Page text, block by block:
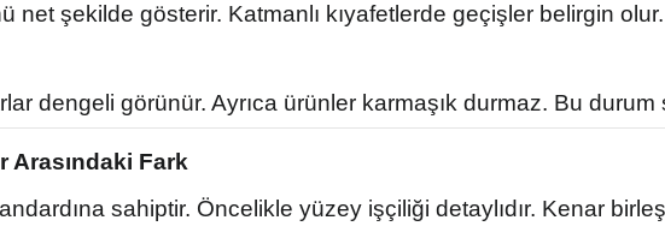
net şekilde gösterir. Katmanlı kıyafetlerde geçişler belirgin
dengeli görünür. Ayrıca ürünler karmaşık durmaz. Bu durum
Arasındaki Fark
sahiptir. Öncelikle yüzey işçiliği detaylıdır. Kenar